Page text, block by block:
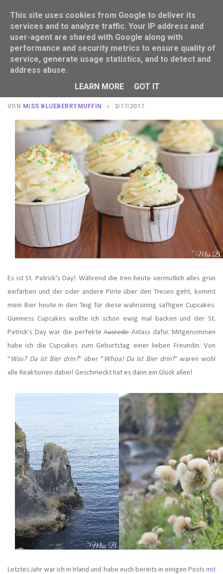
Zurück nach Irland: Guinness
VON MISS BLUEBERRYMUFFIN 3/17/2017
Es ist St. Patrick's Day! Während die Iren heute vermutlich alles grün
einfärben und der oder andere Pinte über den Tresen geht, kommt
mein Bier heute in den Teig für diese wahnsinnig saftigen Cupcakes.
Guinness Cupcakes wollte ich schon ewig mal backen und der St.
Patrick's Day war die perfekteAusredeAnlass dafür. Mitgenommen
habe ich die Cupcakes zum Geburtstag einer lieben Freundin. Von
" Was? Da ist Bier drin?" über " Whoa! Da ist Bier drin!" waren wohl
alle Reaktionen dabei! Geschmeckt hat es dann ein Glück allen!
Letztes Jahr war ich in Irland und habe euch bereits in einigen Posts mit
This site uses cookies from Google to deliver its
services and to analyze traffic. Your IP address and
user-agent are shared with Google along with
performance and security metrics to ensure quality of
service, generate usage statistics, and to detect and
address abuse.
LEARN MORE
GOT IT